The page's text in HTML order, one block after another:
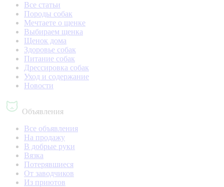
Все статьи
Породы собак
Мечтаете о щенке
Выбираем щенка
Щенок дома
Здоровье собак
Питание собак
Дрессировка собак
Уход и содержание
Новости
Объявления
Все объявления
На продажу
В добрые руки
Вязка
Потерявшиеся
От заводчиков
Из приютов